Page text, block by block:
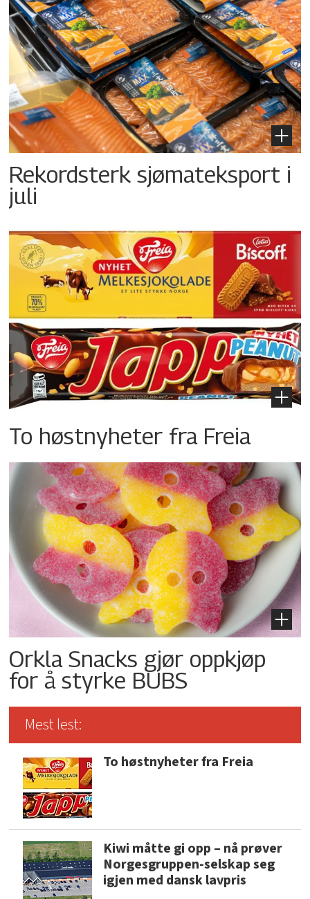
Rekordsterk sjømateksport i
juli
To høstnyheter fra Freia
Orkla Snacks gjør oppkjøp
for å styrke BUBS
Mest lest:
To høstnyheter fra Freia
Kiwi måtte gi opp – nå prøver
Norgesgruppen-selskap seg
igjen med dansk lavpris